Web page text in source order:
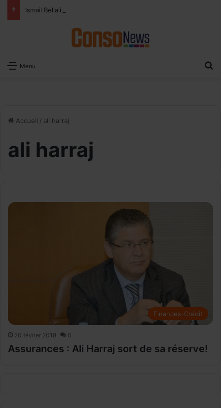
Menu
Accueil / ali harraj
ali harraj
Finances-Crédit
20 février 2018 0
Assurances : Ali Harraj sort de sa réserve!